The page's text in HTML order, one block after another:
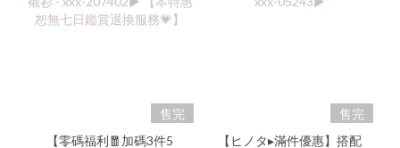
售完
【零碼福利🧧加碼3件5
售完
【ヒノタ▸滿件優惠】搭配